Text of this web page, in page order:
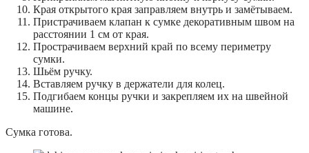
Края открытого края заправляем внутрь и замётываем.
Пристрачиваем клапан к сумке декоративным швом на
расстоянии 1 см от края.
Прострачиваем верхний край по всему периметру
сумки.
Шьём ручку.
Вставляем ручку в держатели для колец.
Подгибаем концы ручки и закрепляем их на швейной
машине.
Сумка готова.